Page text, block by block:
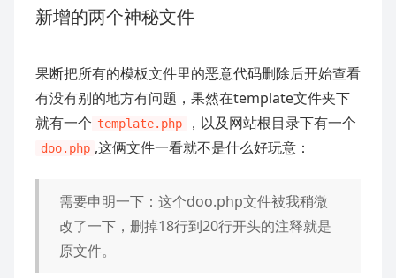
新增的两个神秘文件
果断把所有的模板文件里的恶意代码删除后开始查看
有没有别的地方有问题，果然在template文件夹下
就有一个 template.php ，以及网站根目录下有一个
doo.php ,这俩文件一看就不是什么好玩意：
需要申明一下：这个doo.php文件被我稍微
改了一下，删掉18行到20行开头的注释就是
原文件。